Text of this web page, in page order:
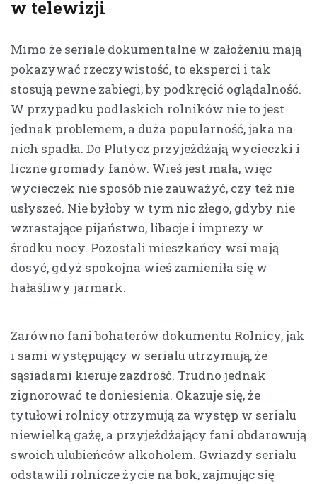
w telewizji
Mimo że seriale dokumentalne w założeniu mają
pokazywać rzeczywistość, to eksperci i tak
stosują pewne zabiegi, by podkręcić oglądalność.
W przypadku podlaskich rolników nie to jest
jednak problemem, a duża popularność, jaka na
nich spadła. Do Plutycz przyjeżdżają wycieczki i
liczne gromady fanów. Wieś jest mała, więc
wycieczek nie sposób nie zauważyć, czy też nie
usłyszeć. Nie byłoby w tym nic złego, gdyby nie
wzrastające pijaństwo, libacje i imprezy w
środku nocy. Pozostali mieszkańcy wsi mają
dosyć, gdyż spokojna wieś zamieniła się w
hałaśliwy jarmark.
Zarówno fani bohaterów dokumentu Rolnicy, jak
i sami występujący w serialu utrzymują, że
sąsiadami kieruje zazdrość. Trudno jednak
zignorować te doniesienia. Okazuje się, że
tytułowi rolnicy otrzymują za występ w serialu
niewielką gażę, a przyjeżdżający fani obdarowują
swoich ulubieńców alkoholem. Gwiazdy serialu
odstawili rolnicze życie na bok, zajmując się